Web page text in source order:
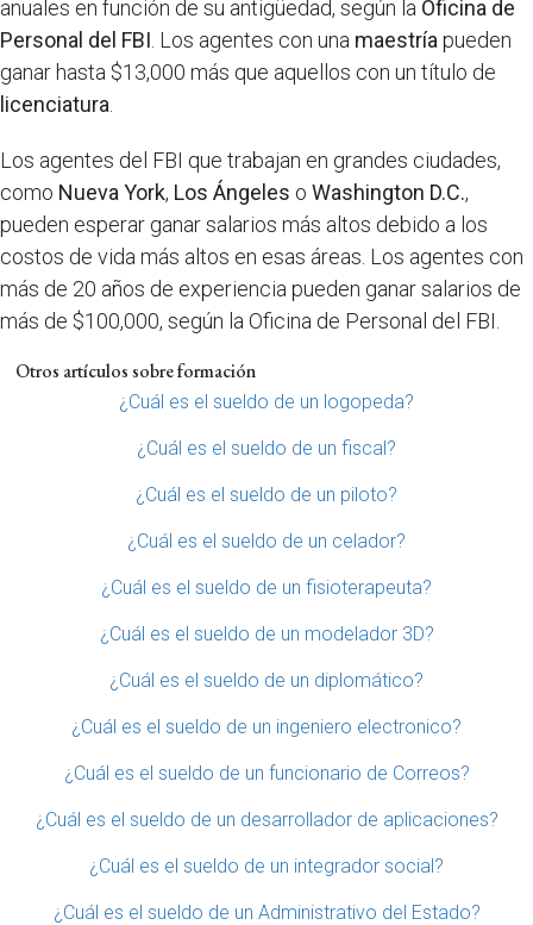
anuales en función de su antigüedad, según la Oficina de
Personal del FBI . Los agentes con una maestría pueden
ganar hasta $13,000 más que aquellos con un título de
licenciatura
Los agentes del FBI que trabajan en grandes ciudades,
como Nueva York, Los Ángeles o Washington D.C.,
pueden esperar ganar salarios más altos debido a los
costos de vida más altos en esas áreas. Los agentes con
más de 20 años de experiencia pueden ganar salarios de
más de $100,000, según la Oficina de Personal del FBI.
Otros artículos sobre formación
¿Cuál es el sueldo de un logopeda?
¿Cuál es el sueldo de un fiscal?
¿Cuál es el sueldo de un piloto?
¿Cuál es el sueldo de un celador?
¿Cuál es el sueldo de un fisioterapeuta?
¿Cuál es el sueldo de un modelador 3D?
¿Cuál es el sueldo de un diplomático?
¿Cuál es el sueldo de un ingeniero electronico?
¿Cuál es el sueldo de un funcionario de Correos?
¿Cuál es el sueldo de un desarrollador de aplicaciones?
¿Cuál es el sueldo de un integrador social?
¿Cuál es el sueldo de un Administrativo del Estado?